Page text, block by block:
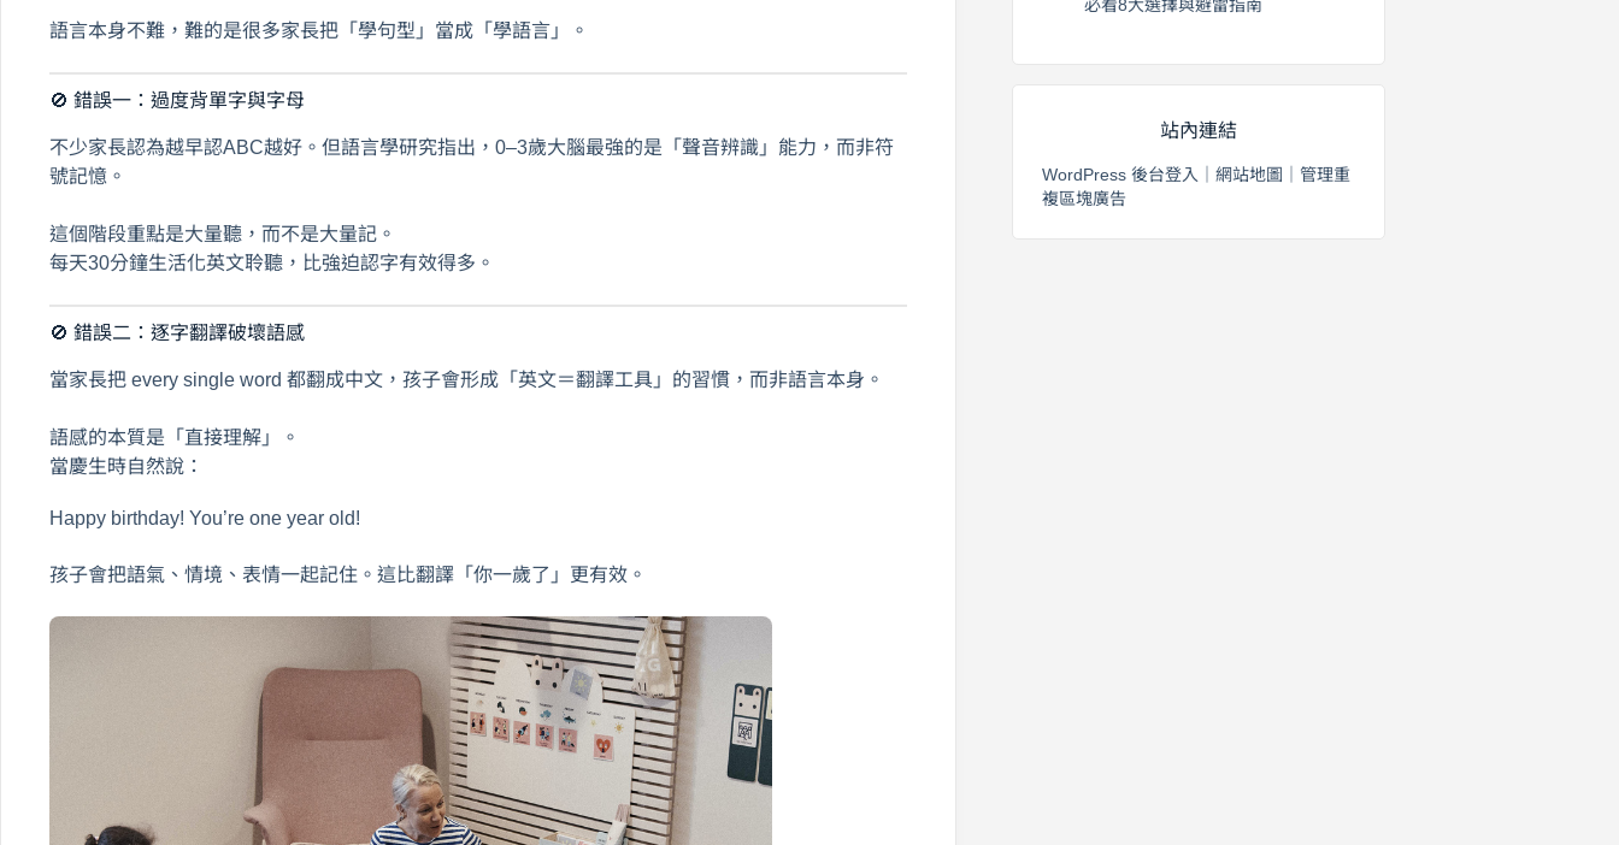
語言本身不難，難的是很多家長把「學句型」當成「學語言」。
🚫 錯誤一：過度背單字與字母
不少家長認為越早認ABC越好。但語言學研究指出，0–3歲大腦最強的是「聲音辨識」能力，而非符
號記憶。
這個階段重點是大量聽，而不是大量記。
每天30分鐘生活化英文聆聽，比強迫認字有效得多。
🚫 錯誤二：逐字翻譯破壞語感
當家長把 every single word 都翻成中文，孩子會形成「英文＝翻譯工具」的習慣，而非語言本身。
語感的本質是「直接理解」。
當慶生時自然說：
Happy birthday! You’re one year old!
孩子會把語氣、情境、表情一起記住。這比翻譯「你一歲了」更有效。
必看8大選擇與避雷指南
站內連結
WordPress 後台登入 網站地圖
管理重
複區塊廣告